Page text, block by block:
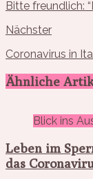
Bitte freundlich:
Nächster
Coronavirus in
Ähnliche
Blick ins
Leben im
das